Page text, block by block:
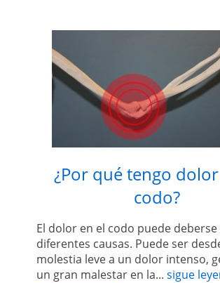
¿Por qué tengo
codo?
El dolor en el codo puede deberse
diferentes causas. Puede ser
molestia leve a un dolor intenso,
un gran malestar en la... sigue